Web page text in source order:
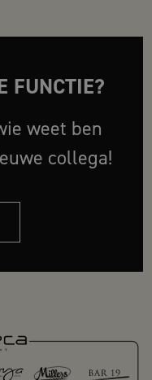
FUNCTIE?
weet ben
collega!